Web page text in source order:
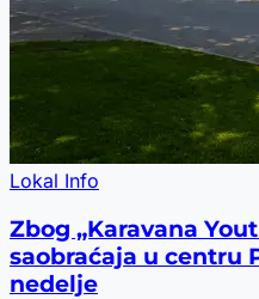
Lokal Info
Zbog „Karavana
saobraćaja u centru
nedelje